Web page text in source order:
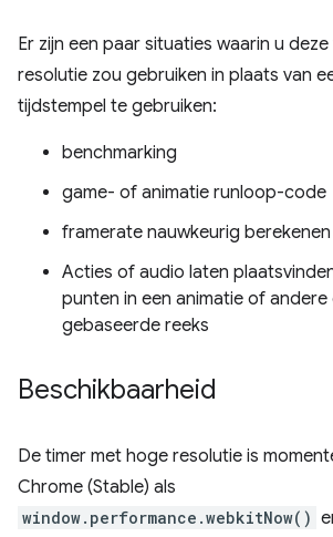
Er zijn een paar situaties waarin u
resolutie zou gebruiken in plaats van
tijdstempel te gebruiken:
benchmarking
game- of animatie runloop-code
framerate nauwkeurig berekenen
Acties of audio laten
punten in een animatie of andere
gebaseerde reeks
Beschikbaarheid
De timer met hoge resolutie is
Chrome (Stable) als
window.performance.webkitNow()